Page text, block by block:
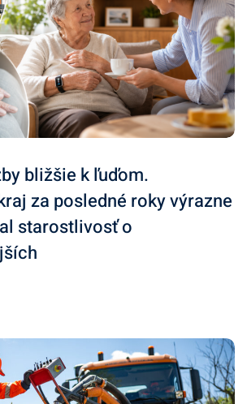
bližšie k ľuďom.
za posledné roky výrazne
starostlivosť o